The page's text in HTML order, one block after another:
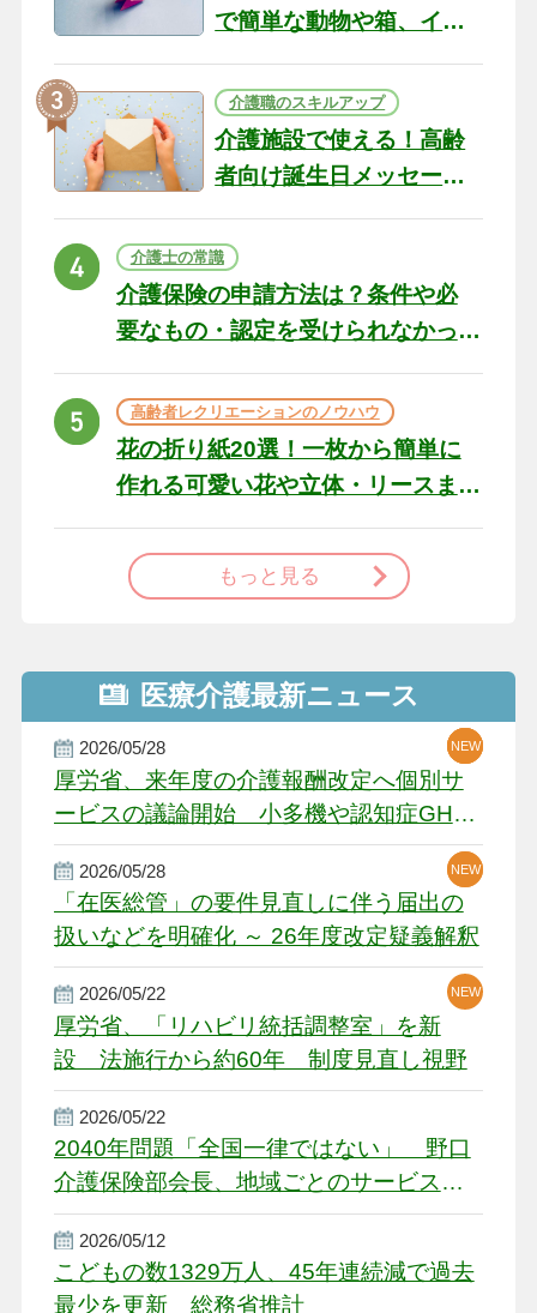
で簡単な動物や箱、イン
介護職のスキルアップ
介護施設で使える！高齢
者向け誕生日メッセージ
ト
介護士の常識
介護保険の申請方法は？条件や必
要なもの・認定を受けられなかっ
高齢者レクリエーションのノウハウ
花の折り紙20選！一枚から簡単に
作れる可愛い花や立体・リースま
もっと見る
医療介護最新ニュース
2026/05/28
厚労省、来年度の介護報酬改定へ個別サ
ービスの議論開始 小多機や認知症GH、
厳しい経営環境に危機感
NEW
NEW
NEW
2026/05/28
「在医総管」の要件見直しに伴う届出の
扱いなどを明確化 ～ 26年度改定疑義解釈
NEW
NEW
2026/05/22
厚労省、「リハビリ統括調整室」を新
設 法施行から約60年 制度見直し視野
NEW
2026/05/22
2040年問題「全国一律ではない」 野口
介護保険部会長、地域ごとのサービス基
盤整備を促す
2026/05/12
こどもの数1329万人、45年連続減で過去
最少を更新 総務省推計